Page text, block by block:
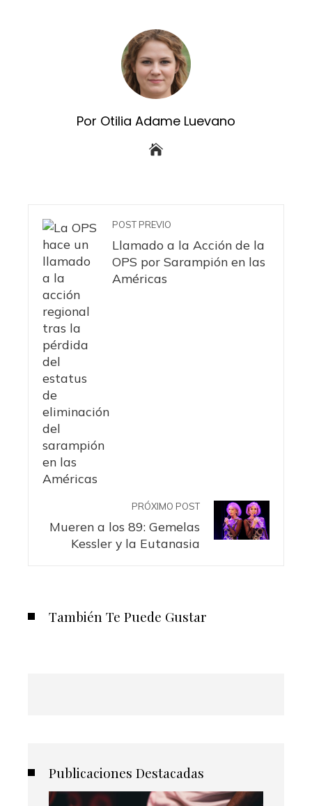
Por Otilia Adame Luevano
POST PREVIO
Llamado a la Acción de la
OPS por Sarampión en las
Américas
PRÓXIMO POST
Mueren a los 89: Gemelas
Kessler y la Eutanasia
También Te Puede Gustar
Publicaciones Destacadas